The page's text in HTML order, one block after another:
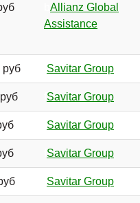
Allianz Global
Assistance
руб Savitar Group
руб Savitar Group
Savitar Group
Savitar Group
Savitar Group